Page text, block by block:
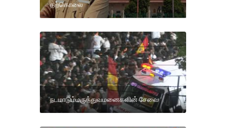
தற்கொலை
நடமாடும்மருத்துவமனைகளின் சேவை